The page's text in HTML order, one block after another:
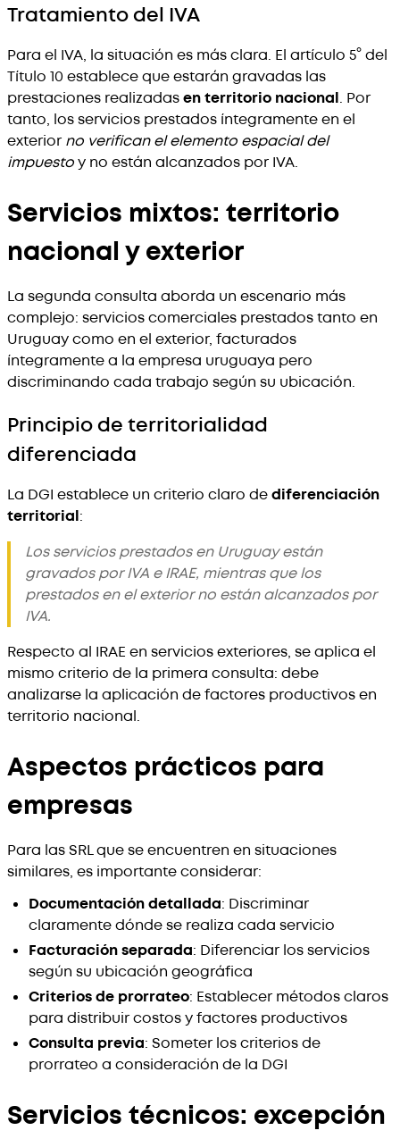
Tratamiento del IVA
Para el IVA, la situación es más clara. El artículo 5° del
Título 10 establece que estarán gravadas las
prestaciones realizadasen territorio nacional. Por
tanto, los servicios prestados íntegramente en el
exterior no verifican el elemento espacial del
impuestoy no están alcanzados por IVA.
Servicios mixtos: territorio
nacional y exterior
La segunda consulta aborda un escenario más
complejo: servicios comerciales prestados tanto en
Uruguay como en el exterior, facturados
íntegramente a la empresa uruguaya pero
discriminando cada trabajo según su ubicación.
Principio de territorialidad
diferenciada
La DGI establece un criterio claro dediferenciación
territorial:
Los servicios prestados en Uruguay están
gravados por IVA e IRAE, mientras que los
prestados en el exterior no están alcanzados por
IVA.
Respecto al IRAE en servicios exteriores, se aplica el
mismo criterio de la primera consulta: debe
analizarse la aplicación de factores productivos en
territorio nacional.
Aspectos prácticos para
empresas
Para las SRL que se encuentren en situaciones
similares, es importante considerar:
Documentación detallada: Discriminar
claramente dónde se realiza cada servicio
Facturación separada: Diferenciar los servicios
según su ubicación geográfica
Criterios de prorrateo: Establecer métodos claros
para distribuir costos y factores productivos
Consulta previa: Someter los criterios de
prorrateo a consideración de la DGI
Servicios técnicos: excepción